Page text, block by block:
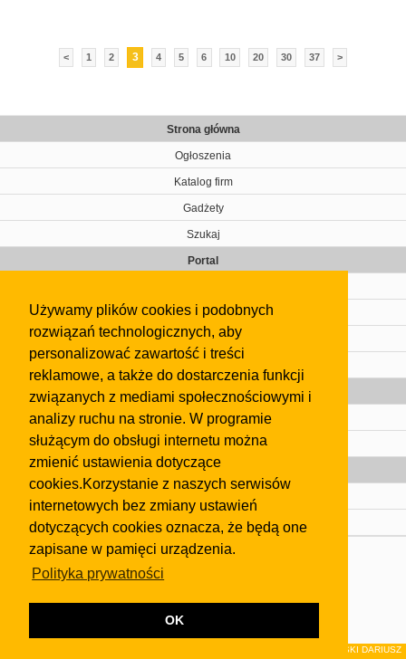
Używamy plików cookies i podobnych
rozwiązań technologicznych, aby
personalizować zawartość i treści
reklamowe, a także do dostarczenia funkcji
związanych z mediami społecznościowymi i
analizy ruchu na stronie. W programie
służącym do obsługi internetu można
zmienić ustawienia dotyczące
cookies.Korzystanie z naszych serwisów
internetowych bez zmiany ustawień
dotyczących cookies oznacza, że będą one
zapisane w pamięci urządzenia.
Polityka prywatności
OK
< 1 2 3 4 5 6 10 20 30 37 >
Strona główna
Ogłoszenia
Katalog firm
Gadżety
Szukaj
Portal
Kontakt
Regulamin
Gazeta
Olkusz
Kontakt
Strefa dla biznesu
Biura nieruchomości
Dealerzy i autokomisy
Skontaktuj się z nami
regulaminuiPolityki Prywatności.
Klauzula FB
© 2026Wydawnictwo NEON sp. z o.o. (dawniej: FIRMA NEON MAREK KLUCZEWSKI DARIUSZ